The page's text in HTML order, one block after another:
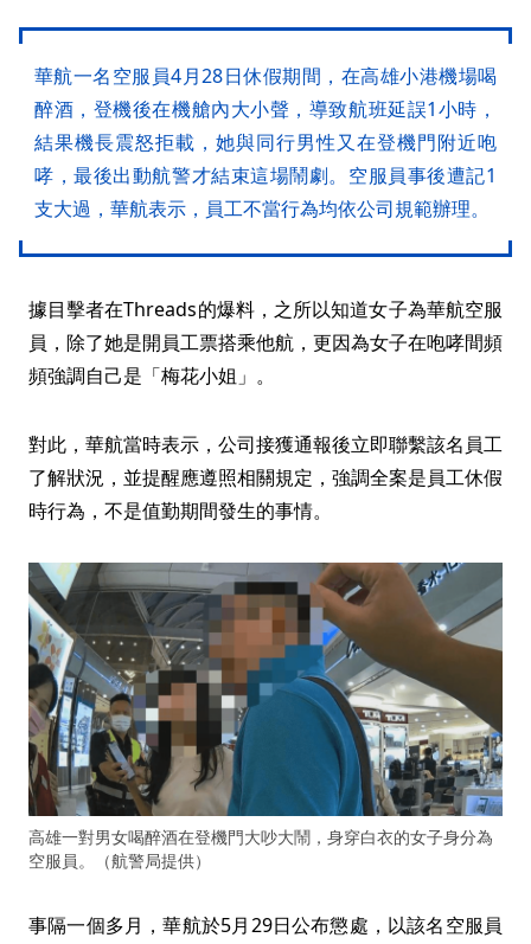
華航一名空服員4月28日休假期間，在高雄小港機場喝
醉酒，登機後在機艙內大小聲，導致航班延誤1小時，
結果機長震怒拒載，她與同行男性又在登機門附近咆
哮，最後出動航警才結束這場鬧劇。空服員事後遭記1
支大過，華航表示，員工不當行為均依公司規範辦理。
據目擊者在Threads的爆料，之所以知道女子為華航空服
員，除了她是開員工票搭乘他航，更因為女子在咆哮間頻
頻強調自己是「梅花小姐」。
對此，華航當時表示，公司接獲通報後立即聯繫該名員工
了解狀況，並提醒應遵照相關規定，強調全案是員工休假
時行為，不是值勤期間發生的事情。
高雄一對男女喝醉酒在登機門大吵大鬧，身穿白衣的女子身分為
空服員。（航警局提供）
事隔一個多月，華航於5月29日公布懲處，以該名空服員